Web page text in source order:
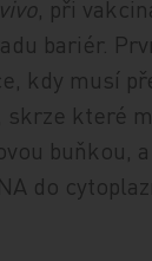
, při
bariér.
kdy musí
které
buňkou,
do